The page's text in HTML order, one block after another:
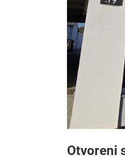
Otvoreni